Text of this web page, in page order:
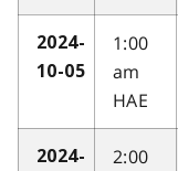
2024-
10-05
1:00
am
HAE
2024-
2:00